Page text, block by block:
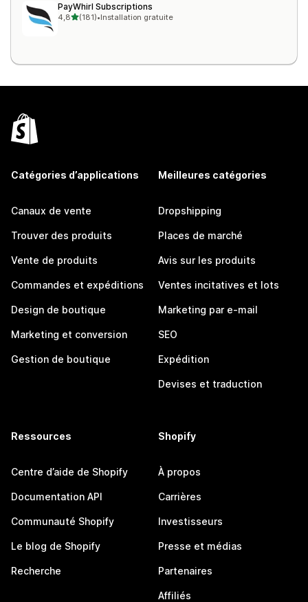
PayWhirl Subscriptions
4,8étoile(s) sur 5
(181)
181 avis au total
•Installation gratuite
Catégories d’applications
Canaux de vente
Trouver des produits
Vente de produits
Commandes et expéditions
Design de boutique
Marketing et conversion
Gestion de boutique
Meilleures catégories
Dropshipping
Places de marché
Avis sur les produits
Ventes incitatives et lots
Marketing par e-mail
SEO
Expédition
Devises et traduction
Ressources
Centre d’aide de Shopify
Documentation API
Communauté Shopify
Le blog de Shopify
Recherche
Shopify
À propos
Carrières
Investisseurs
Presse et médias
Partenaires
Affiliés